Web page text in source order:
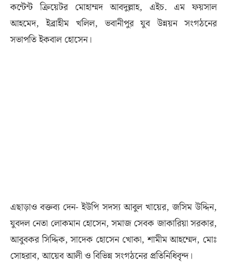
কন্টেন্ট ক্রিয়েটর মোহাম্মদ আবদুল্লাহ, এইচ. এম ফয়সাল
আহমেদ, ইব্রাহীম খলিল, ভবানীপুর যুব উন্নয়ন সংগঠনের
সভাপতি ইকবাল হোসেন।
এছাড়াও বক্তব্য দেন- ইউপি সদস্য আবুল খায়ের, জসিম উদ্দিন,
যুবদল নেতা লোকমান হোসেন, সমাজ সেবক জাকারিয়া সরকার,
আবুবকর সিদ্দিক, সাদেক হোসেন খোকা, শামীম আহম্মেদ, মোঃ
সোহরাব, আয়েব আলী ও বিভিন্ন সংগঠনের প্রতিনিধিবৃন্দ।